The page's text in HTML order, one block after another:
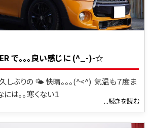
で｡｡｡良い感じに (^_-)-☆
しぶりの 🌤 快晴。。。(^<^) 気温も７度ま
には｡｡寒くない１
...続きを読む